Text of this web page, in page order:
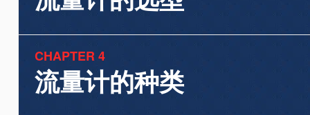
CHAPTER 4
流量计的种类